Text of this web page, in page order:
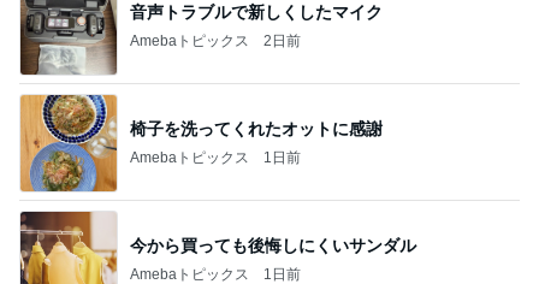
音声トラブルで新しくしたマイク
Amebaトピックス 2日前
椅子を洗ってくれたオットに感謝
Amebaトピックス 1日前
今から買っても後悔しにくいサンダル
Amebaトピックス 1日前